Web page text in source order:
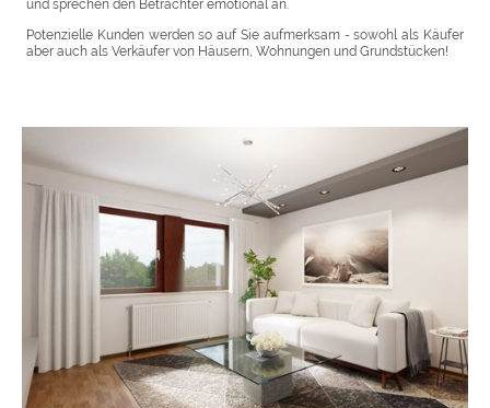
und sprechen den Betrachter emotional an.
Potenzielle Kunden werden so auf Sie aufmerksam - sowohl als Käufer
aber auch als Verkäufer von Häusern, Wohnungen und Grundstücken!